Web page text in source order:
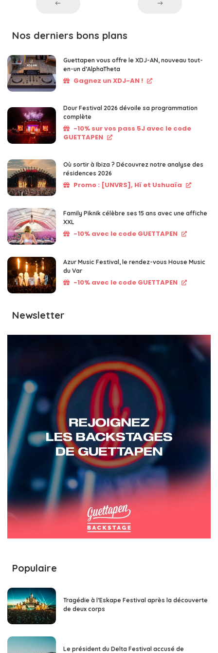
Nos derniers bons plans
Guettapen vous offre le XDJ-AN, nouveau tout-
en-un d’AlphaTheta
Gagnez un XDJ-AN !
Dour Festival 2026 dévoile sa programmation
complète
-10% sur vos pass 5J avec le code
GUETTAPEN
Où sortir à Ibiza ? Découvrez notre analyse des
résidences 2026
Promo : [UNVRS], Hï et Ushuaïa
Family Piknik célèbre ses 15 ans avec une affiche
XXL
-10% avec le code GUETTAPEN
Azur Music Festival, le rendez-vous House Music
du Var
-10% avec le code GUETTAPEN
Newsletter
Populaire
Tragédie à l’Eskape Festival après la découverte
de deux corps
Le président du Delta Festival accusé de